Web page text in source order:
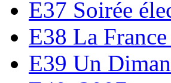
E37 Soirée
E38 La
E39 Un